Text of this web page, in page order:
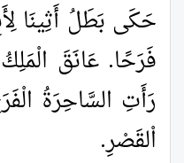
حَكَى بَطَلُ أَثِينَا
فَرَحًا. عَانَقَ
رَأَتِ السَّاحِرَةُ
اْلقَصْرِ.